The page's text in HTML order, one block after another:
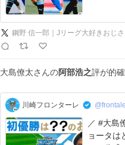
鋼野 信一郎｜Jリーグ大好きおじ
大島僚太さんの阿部浩之評が的
川崎フロンターレ
／ #大島
ョータは